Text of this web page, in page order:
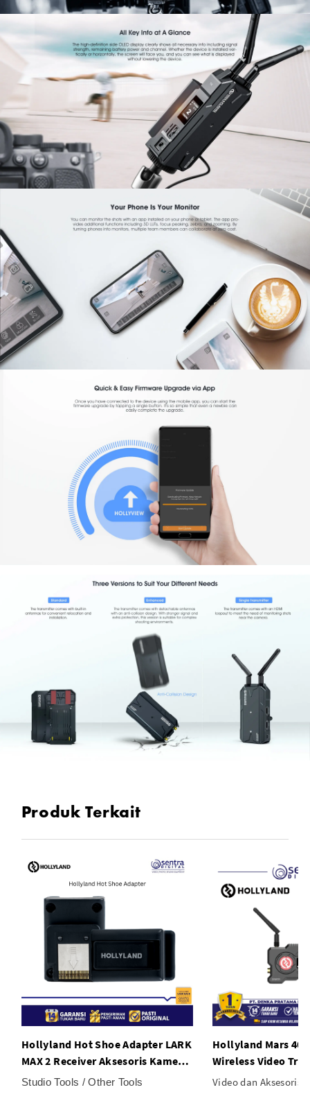
Produk Terkait
Hollyland Hot Shoe Adapter LARK
MAX 2 Receiver Aksesoris Kamera
Sony Wireless
Studio Tools / Other Tools
Hollyland Mars
Wireless Video
Video dan Aksesoris